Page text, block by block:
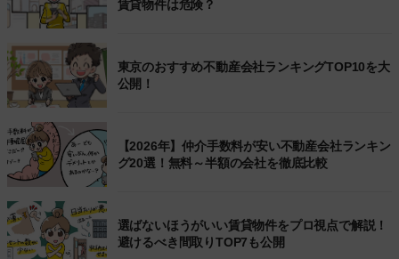
賃貸物件は危険？
東京のおすすめ不動産会社ランキングTOP10を大
公開！
【2026年】仲介手数料が安い不動産会社ランキン
グ20選！無料～半額の会社を徹底比較
選ばないほうがいい賃貸物件をプロ視点で解説！
避けるべき間取りTOP7も公開